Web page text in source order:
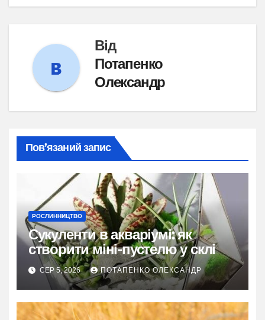
Від
Потапенко
Олександр
Пов’язаний запис
РОСЛИННИЦТВО
Сукуленти в акваріумі: як
створити міні-пустелю у склі
СЕР 5, 2026 ПОТАПЕНКО ОЛЕКСАНДР